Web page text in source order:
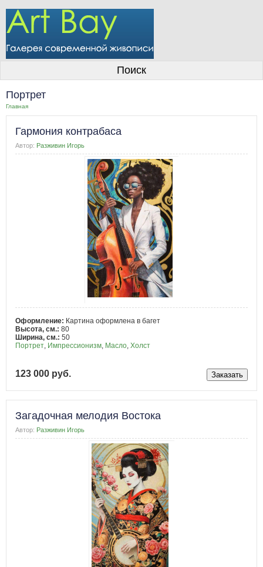
Информация для покупателей
Размещение работ
Контакты
Личный кабинет
Поиск
Портрет
Главная
Гармония контрабаса
Автор: Разживин Игорь
Оформление: Картина оформлена в багет
Высота, см.: 80
Ширина, см.: 50
Портрет, Импрессионизм, Масло, Холст
123 000 руб.
Загадочная мелодия Востока
Автор: Разживин Игорь